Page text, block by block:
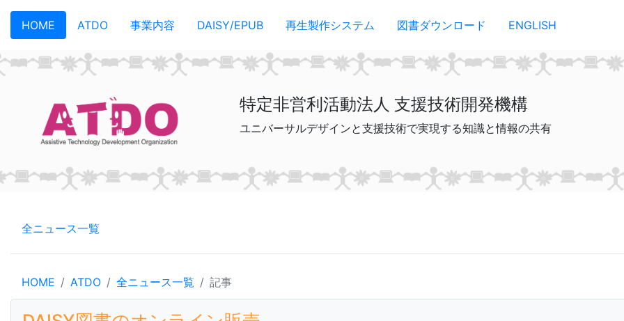
メインコンテンツへスキップ
HOME ATDO 事業内容 DAISY/EPUB 再生製作システム 図書ダウンロード ENGLISH
特定非営利活動法人 支援技術開発機構
ユニバーサルデザインと支援技術で実現する知識と情報の共有
全ニュース一覧
HOME ATDO 全ニュース一覧 記事